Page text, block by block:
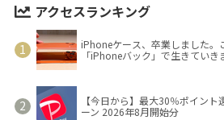
アクセスランキング
iPhoneケース、卒業しました。
「iPhoneバック」で生きていき
【今日から】最大30％ポイン
ーン 2026年8月開始分